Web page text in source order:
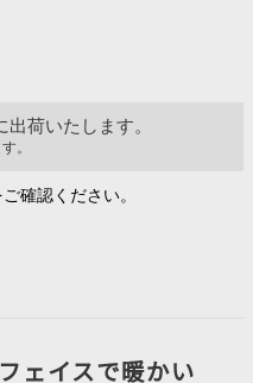
荷いたします。
。
確認ください。
ェイスで暖かい